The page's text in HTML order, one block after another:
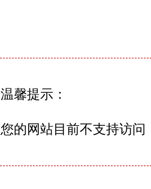
温馨提示：
您的网站目前不支持访